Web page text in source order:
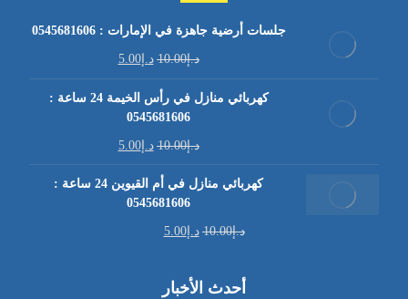
جلسات أرضية جاهزة في الإمارات : 0545681606
د.إ10.00 د.إ5.00
كهربائي منازل في رأس الخيمة 24 ساعة :
0545681606
د.إ10.00 د.إ5.00
كهربائي منازل في أم القيوين 24 ساعة :
0545681606
د.إ10.00 د.إ5.00
أحدث الأخبار